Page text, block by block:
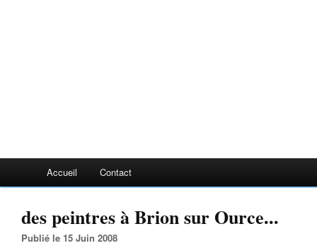
Accueil Contact
des peintres à Brion sur Ource...
Publié le 15 Juin 2008